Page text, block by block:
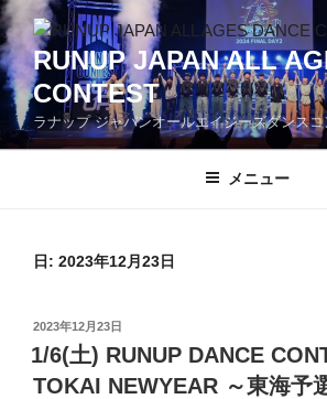
コ
ン
テ
ン
ツ
へ
RUNUP JAPAN ALL
CONTEST
ラナップ ジャパンオールエイジーズダンス
メニュー
日: 2023年12月23日
投
稿
日:
2023年12月23日
1/6(土) RUNUP DANCE
TOKAI NEWYEAR ～東海予